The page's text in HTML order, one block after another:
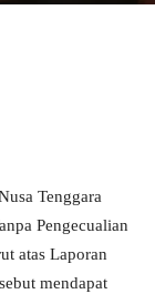
Tenggara
Pengecualian
atas Laporan
mendapat